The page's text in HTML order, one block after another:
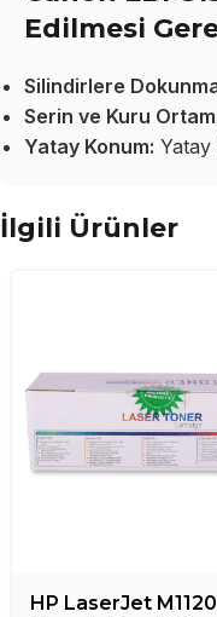
Edilmesi
Silindirlere
Serin ve Kuru
Yatay Konum:
İlgili Ürünler
HP LaserJet M1120